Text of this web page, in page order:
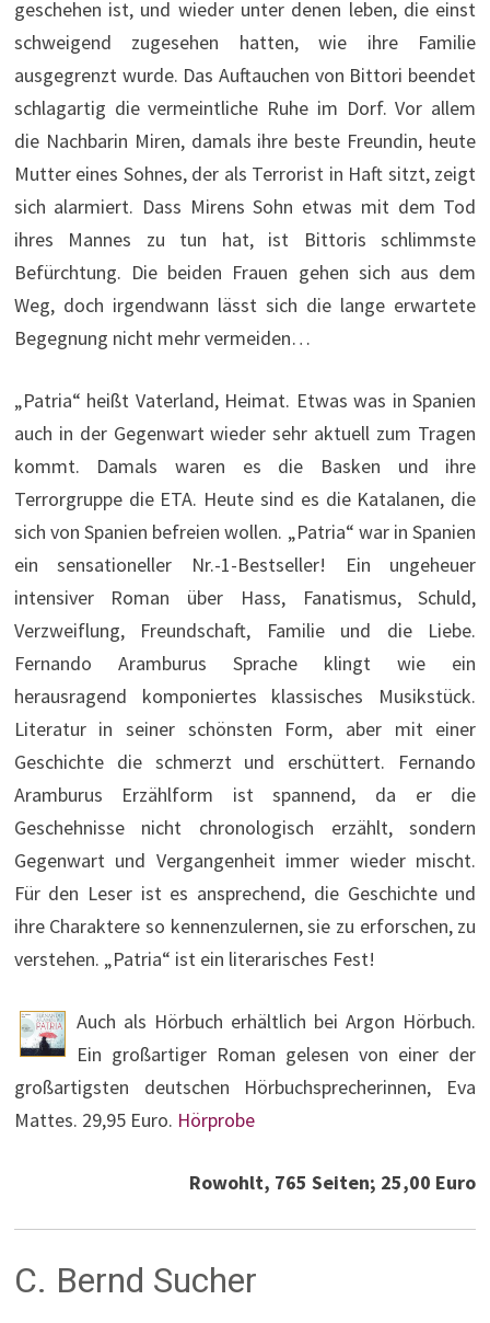
geschehen ist, und wieder unter denen leben, die einst
schweigend zugesehen hatten, wie ihre Familie
ausgegrenzt wurde. Das Auftauchen von Bittori beendet
schlagartig die vermeintliche Ruhe im Dorf. Vor allem
die Nachbarin Miren, damals ihre beste Freundin, heute
Mutter eines Sohnes, der als Terrorist in Haft sitzt, zeigt
sich alarmiert. Dass Mirens Sohn etwas mit dem Tod
ihres Mannes zu tun hat, ist Bittoris schlimmste
Befürchtung. Die beiden Frauen gehen sich aus dem
Weg, doch irgendwann lässt sich die lange erwartete
Begegnung nicht mehr vermeiden…
„Patria“ heißt Vaterland, Heimat. Etwas was in Spanien
auch in der Gegenwart wieder sehr aktuell zum Tragen
kommt. Damals waren es die Basken und ihre
Terrorgruppe die ETA. Heute sind es die Katalanen, die
sich von Spanien befreien wollen. „Patria“ war in Spanien
ein sensationeller Nr.-1-Bestseller! Ein ungeheuer
intensiver Roman über Hass, Fanatismus, Schuld,
Verzweiflung, Freundschaft, Familie und die Liebe.
Fernando Aramburus Sprache klingt wie ein
herausragend komponiertes klassisches Musikstück.
Literatur in seiner schönsten Form, aber mit einer
Geschichte die schmerzt und erschüttert. Fernando
Aramburus Erzählform ist spannend, da er die
Geschehnisse nicht chronologisch erzählt, sondern
Gegenwart und Vergangenheit immer wieder mischt.
Für den Leser ist es ansprechend, die Geschichte und
ihre Charaktere so kennenzulernen, sie zu erforschen, zu
verstehen. „Patria“ ist ein literarisches Fest!
Auch als Hörbuch erhältlich bei Argon Hörbuch.
Ein großartiger Roman gelesen von einer der
großartigsten deutschen Hörbuchsprecherinnen, Eva
Mattes. 29,95 Euro. Hörprobe
Rowohlt, 765 Seiten; 25,00 Euro
C. Bernd Sucher